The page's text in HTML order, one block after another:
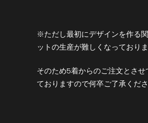
※ただし最初にデザインを作る
ットの生産が難しくなっておりま
そのため5着からのご注文とさせ
ておりますので何卒ご了承くださ